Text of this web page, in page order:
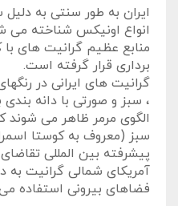
ایران به طور سنتی به دلیل
انواع اونیکس شناخته می
منابع عظیم گرانیت های
برداری قرار گرفته است.
گرانیت های ایرانی در
، سبز و صورتی با دانه
الگوی مرمر ظاهر می شوند
سبز (معروف به کوستا
پیشرفته بین المللی تقاضای
آمریکای شمالی گرانیت به
فضاهای بیرونی استفاده